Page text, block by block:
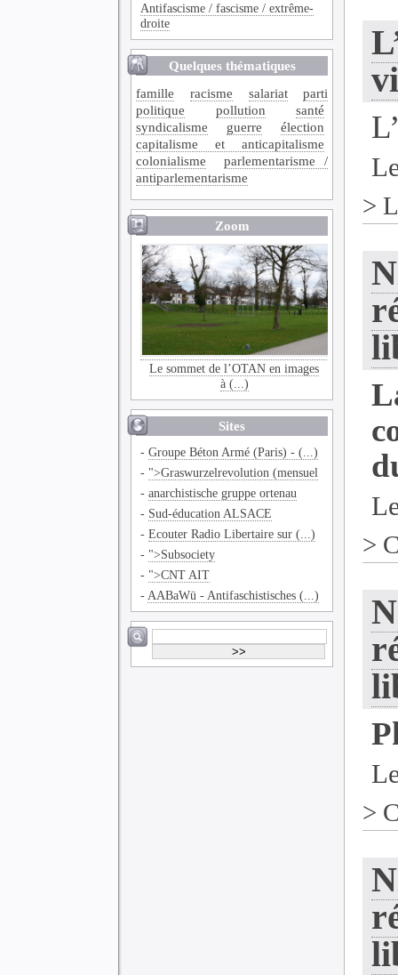
Antifascisme / fascisme / extrême-
droite
Quelques thématiques
famille
racisme salariat
parti
politique
pollution
santé
syndicalisme
guerre
élection
capitalisme et anticapitalisme
colonialisme
parlementarisme /
antiparlementarisme
Zoom
Le sommet de l’OTAN en images
à (...)
Sites
-Groupe Béton Armé (Paris) - (...)
- ">Graswurzelrevolution (mensuel
-anarchistische gruppe ortenau
- Sud-éducation ALSACE
-Ecouter Radio Libertaire sur (...)
- ">Subsociety
- ">CNT AIT
- AABaWü - Antifaschistisches (...)
>
>
>